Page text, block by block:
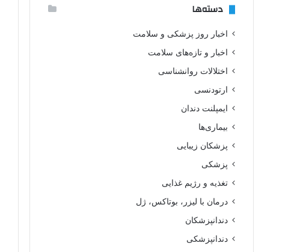
دسته‌ها
اخبار روز پزشکی و سلامت
اخبار و تازه‌های سلامت
اختلالات روانشناسی
ارتودنسی
ایمپلنت دندان
بیماری‌ها
پزشکان زیبایی
پزشکی
تغذیه و رژیم غذایی
درمان با لیزر، بوتاکس، ژل
دندانپزشکان
دندانپزشکی